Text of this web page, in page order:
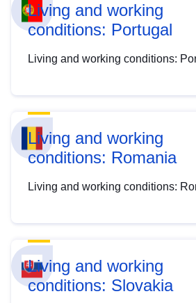
Living and working
conditions: Portugal
Living and working conditions:
Living and working
conditions: Romania
Living and working conditions:
Living and working
conditions: Slovakia